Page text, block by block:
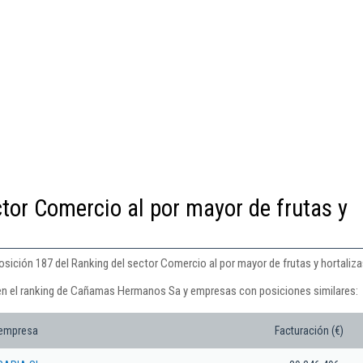
Comercio al por mayor de frutas y
187 del Ranking del sector Comercio al por mayor de frutas y
ranking de Cañamas Hermanos Sa y empresas con posiciones similares:
Facturación (€)